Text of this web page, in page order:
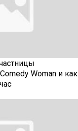
Woman и как